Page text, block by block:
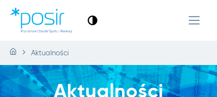
Aktualności
Aktualności